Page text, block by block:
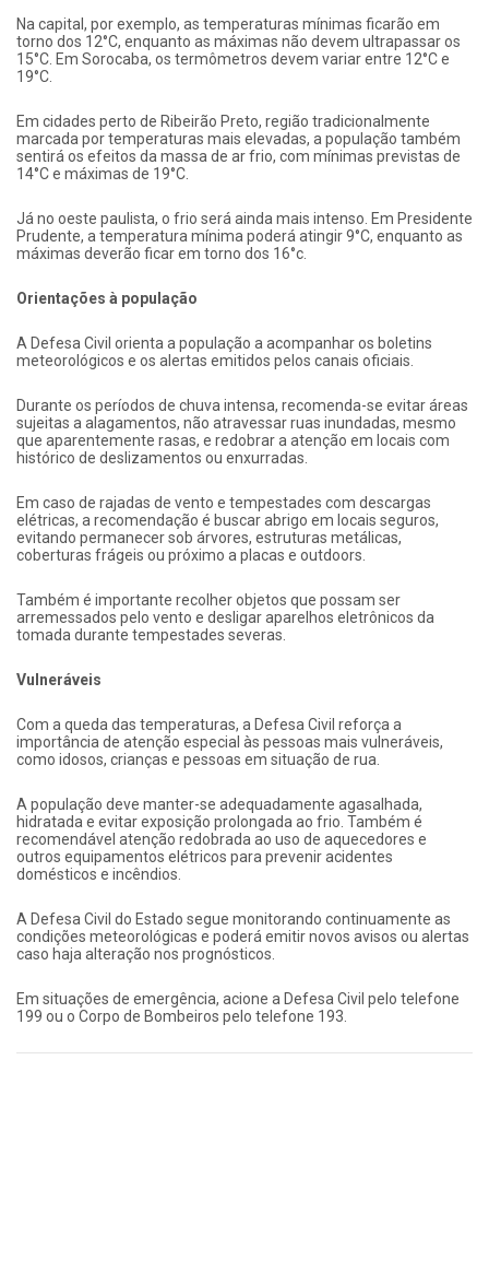
Na capital, por exemplo, as temperaturas mínimas ficarão em
torno dos 12°C, enquanto as máximas não devem ultrapassar os
15°C. Em Sorocaba, os termômetros devem variar entre 12°C e
19°C.
Em cidades perto de Ribeirão Preto, região tradicionalmente
marcada por temperaturas mais elevadas, a população também
sentirá os efeitos da massa de ar frio, com mínimas previstas de
14°C e máximas de 19°C.
Já no oeste paulista, o frio será ainda mais intenso. Em Presidente
Prudente, a temperatura mínima poderá atingir 9°C, enquanto as
máximas deverão ficar em torno dos 16°c.
Orientações à população
A Defesa Civil orienta a população a acompanhar os boletins
meteorológicos e os alertas emitidos pelos canais oficiais.
Durante os períodos de chuva intensa, recomenda-se evitar áreas
sujeitas a alagamentos, não atravessar ruas inundadas, mesmo
que aparentemente rasas, e redobrar a atenção em locais com
histórico de deslizamentos ou enxurradas.
Em caso de rajadas de vento e tempestades com descargas
elétricas, a recomendação é buscar abrigo em locais seguros,
evitando permanecer sob árvores, estruturas metálicas,
coberturas frágeis ou próximo a placas e outdoors.
Também é importante recolher objetos que possam ser
arremessados pelo vento e desligar aparelhos eletrônicos da
tomada durante tempestades severas.
Vulneráveis
Com a queda das temperaturas, a Defesa Civil reforça a
importância de atenção especial às pessoas mais vulneráveis,
como idosos, crianças e pessoas em situação de rua.
A população deve manter-se adequadamente agasalhada,
hidratada e evitar exposição prolongada ao frio. Também é
recomendável atenção redobrada ao uso de aquecedores e
outros equipamentos elétricos para prevenir acidentes
domésticos e incêndios.
A Defesa Civil do Estado segue monitorando continuamente as
condições meteorológicas e poderá emitir novos avisos ou alertas
caso haja alteração nos prognósticos.
Em situações de emergência, acione a Defesa Civil pelo telefone
199 ou o Corpo de Bombeiros pelo telefone 193.